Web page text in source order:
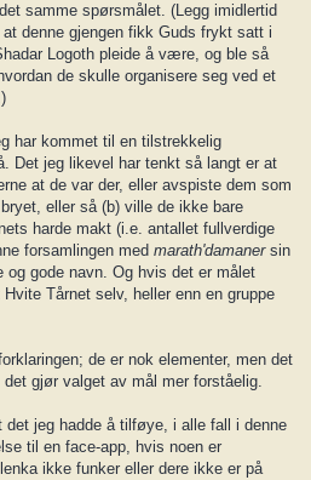
samme spørsmålet. (Legg imidlertid
denne gjengen fikk Guds frykt satt i
Logoth pleide å være, og ble så
de skulle organisere seg ved et
har kommet til en tilstrekkelig
Det jeg likevel har tenkt så langt er at
at de var der, eller avspiste dem som
eller så (b) ville de ikke bare
harde makt (i.e. antallet fullverdige
forsamlingen med marath'damanersin
gode navn. Og hvis det er målet
Tårnet selv, heller enn en gruppe
de er nok elementer, men det
gjør valget av mål mer forståelig.
jeg hadde å tilføye, i alle fall i denne
til en face-app, hvis noen er
ikke funker eller dere ikke er på